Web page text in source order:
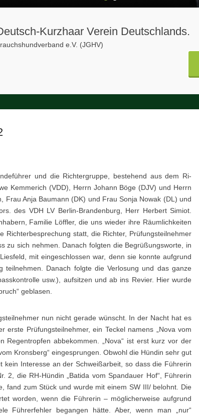
2
Kurzhaar Verein Deutschlands.
e.V. (JGHV)
und die Richtergruppe, bestehend aus dem Ri-
Kemmerich (VDD), Herrn Johann Böge (DJV) und Herrn
Frau Anja Baumann (DK) und Frau Sonja Nowak (DL) und
des VDH LV Berlin-Brandenburg, Herr Herbert Simiot.
Familie Löffler, die uns wieder ihre Räumlichkeiten
Richterbesprechung statt, die Richter, Prüfungsteilnehmer
zu sich nehmen. Danach folgten die Begrüßungsworte, in
mit eingeschlossen war, denn sie konnte aufgrund
Danach folgte die Verlosung und das ganze
usw.), aufsitzen und ab ins Revier. Hier wurde
geblasen.
nun nicht gerade wünscht. In der Nacht hat es
Prüfungsteilnehmer, ein Teckel namens „Nova vom
Regentropfen abbekommen. „Nova“ ist erst kurz vor der
Kronsberg“ eingesprungen. Obwohl die Hündin sehr gut
kein Interesse an der Schweißarbeit, so dass die Führerin
die RH-Hündin „Batida vom Spandauer Hof“, Führerin
fand zum Stück und wurde mit einem SW III/ belohnt. Die
worden, wenn die Führerin – möglicherweise aufgrund
Führerfehler begangen hätte. Aber, wenn man „nur“